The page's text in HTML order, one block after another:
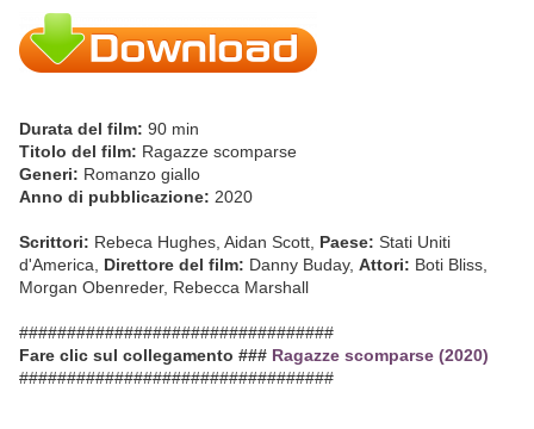
Durata del film: 90 min
Titolo del film: Ragazze scomparse
Generi: Romanzo giallo
Anno di pubblicazione: 2020
Scrittori: Rebeca Hughes, Aidan Scott, Paese: Stati Uniti
d'America, Direttore del film: Danny Buday, Attori: Boti Bliss,
Morgan Obenreder, Rebecca Marshall
#################################
Fare clic sul collegamento ### Ragazze scomparse (2020)
#################################